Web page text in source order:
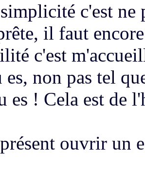
c'est ne
, il faut
c'est
es, non pas tel
es ! Cela est de
ouvrir un